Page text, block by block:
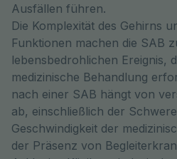
Ausfällen führen.
Die Komplexität des Gehirns
Funktionen machen die SAB
lebensbedrohlichen Ereignis,
medizinische Behandlung
nach einer SAB hängt von
ab, einschließlich der
Geschwindigkeit der
der Präsenz von